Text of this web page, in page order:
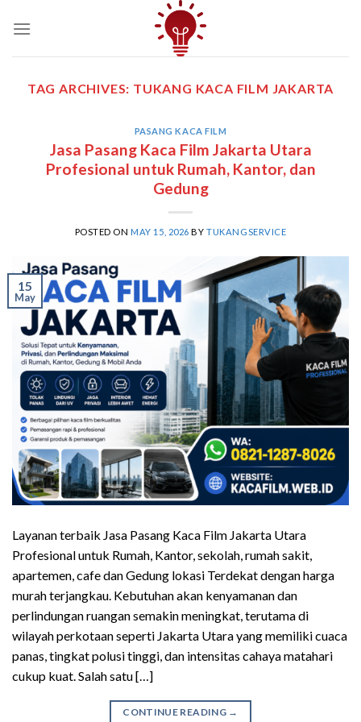
TAG ARCHIVES: TUKANG KACA FILM JAKARTA
PASANG KACA FILM
Jasa Pasang Kaca Film Jakarta Utara
Profesional untuk Rumah, Kantor, dan
Gedung
POSTED ONMAY 15, 2026 BYTUKANGSERVICE
15
May
Layanan terbaik Jasa Pasang Kaca Film Jakarta Utara
Profesional untuk Rumah, Kantor, sekolah, rumah sakit,
apartemen, cafe dan Gedung lokasi Terdekat dengan harga
murah terjangkau. Kebutuhan akan kenyamanan dan
perlindungan ruangan semakin meningkat, terutama di
wilayah perkotaan seperti Jakarta Utara yang memiliki cuaca
panas, tingkat polusi tinggi, dan intensitas cahaya matahari
cukup kuat. Salah satu […]
CONTINUE READING →